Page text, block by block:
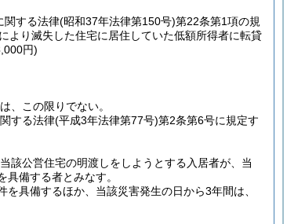
関する法律(昭和37年法律第150号)第22条第1項の規
より滅失した住宅に居住していた低額所得者に転貸
円)
、この限りでない。
する法律(平成3年法律第77号)第2条第6号に規定す
該公営住宅の明渡しをしようとする入居者が、当
具備する者とみなす。
を具備するほか、当該災害発生の日から3年間は、